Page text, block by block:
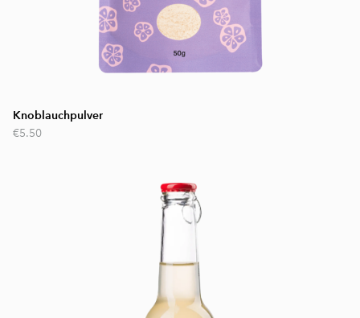
Knoblauchpulver
€5.50